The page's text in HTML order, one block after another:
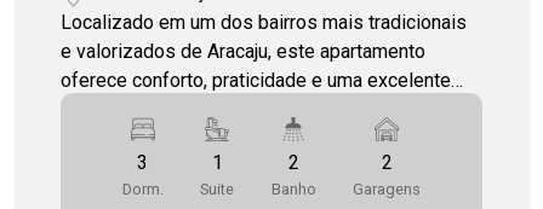
Localizado em um dos bairros mais tradicionais
e valorizados de Aracaju, este apartamento
oferece conforto, praticidade e uma excelente
infraestrutura para toda a família. Próximo a
supermercados, escolas, farmácias, hospitais,
academias, restaurantes e às principais vias da
cidade. Com 120 m² de área privativa e posição
3
Dorm.
1
Suite
2
Banho
2
Garagens